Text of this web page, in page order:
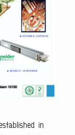
in